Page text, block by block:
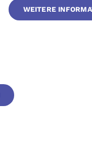
WEITERE